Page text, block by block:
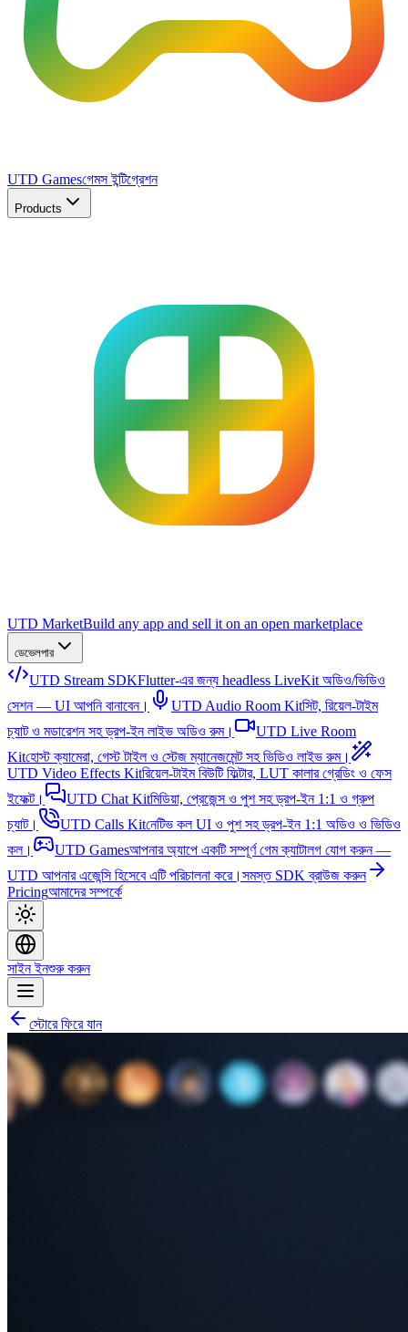
UTD Gamesগেমস ইন্টিগ্রেশন
Products
UTD MarketBuild any app and sell it on an open marketplace
ডেভেলপার
UTD Stream SDKFlutter-এর জন্য headless LiveKit অডিও/ভিডিও
সেশন — UI আপনি বানাবেন।
UTD Audio Room Kitসিট, রিয়েল-টাইম
চ্যাট ও মডারেশন সহ ড্রপ-ইন লাইভ অডিও রুম।
UTD Live Room
Kitহোস্ট ক্যামেরা, গেস্ট টাইল ও স্টেজ ম্যানেজমেন্ট সহ ভিডিও লাইভ রুম।
UTD Video Effects Kitরিয়েল-টাইম বিউটি ফিল্টার, LUT কালার গ্রেডিং ও ফেস
ইফেক্ট।
UTD Chat Kitমিডিয়া, প্রেজেন্স ও পুশ সহ ড্রপ-ইন 1:1 ও গ্রুপ
চ্যাট।
UTD Calls Kitনেটিভ কল UI ও পুশ সহ ড্রপ-ইন 1:1 অডিও ও ভিডিও
কল।
UTD Gamesআপনার অ্যাপে একটি সম্পূর্ণ গেম ক্যাটালগ যোগ করুন —
UTD আপনার এজেন্সি হিসেবে এটি পরিচালনা করে। সমস্ত SDK ব্রাউজ করুন
Pricingআমাদের সম্পর্কে
সাইন ইনশুরু করুন
স্টোরে ফিরে যান